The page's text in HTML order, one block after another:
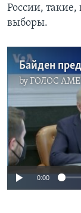
России, такие,
выборы.
byГОЛОС
No
0:00